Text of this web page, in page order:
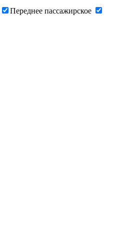
Переднее пассажирское